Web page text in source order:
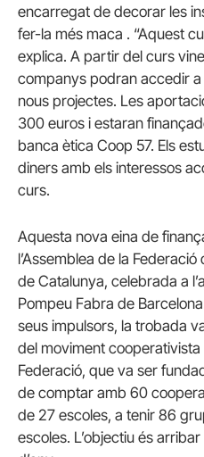
encarregat de decorar les
fer-la més maca . “Aquest
explica. A partir del curs
companys podran accedir
nous projectes. Les
300 euros i estaran
banca ètica Coop 57. Els
diners amb els interessos
curs.
Aquesta nova eina de
l’Assemblea de la
de Catalunya, celebrada a
Pompeu Fabra de
seus impulsors, la trobada
del moviment cooperativista
Federació, que va ser
de comptar amb 60
de 27 escoles, a tenir 86
escoles. L’objectiu és